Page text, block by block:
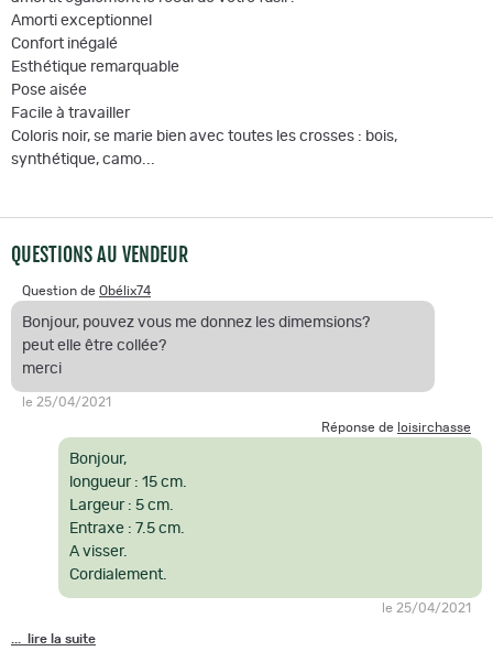
Amorti exceptionnel
Confort inégalé
Esthétique remarquable
Pose aisée
Facile à travailler
Coloris noir, se marie bien avec toutes les crosses : bois,
synthétique, camo...
QUESTIONS AU VENDEUR
Question de Obélix74
Bonjour, pouvez vous me donnez les dimemsions?
peut elle être collée?
merci
le 25/04/2021
Réponse de loisirchasse
Bonjour,
longueur : 15 cm.
Largeur : 5 cm.
Entraxe : 7.5 cm.
A visser.
Cordialement.
le 25/04/2021
... lire la suite